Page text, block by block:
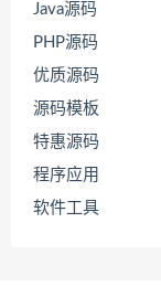
Java源码
PHP源码
优质源码
源码模板
特惠源码
程序应用
软件工具